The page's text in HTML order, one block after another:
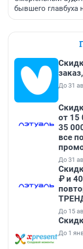
бывшего
До 31
от 15
35
все
До 31
₽ и
До 15
До 1